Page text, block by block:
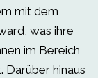
mit dem
was ihre
im Bereich
hinaus